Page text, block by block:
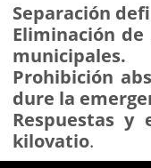
Separación
Eliminación de
municipales.
Prohibición
dure la
Respuestas
kilovatio.